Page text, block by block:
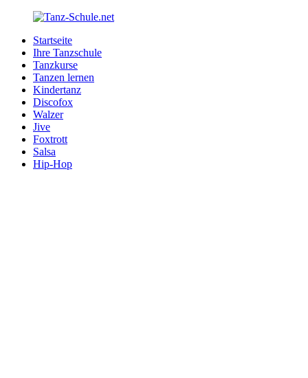
Zurück
Inhalt
Tanz-
Schule.net
Ihre
Tanzschule
Internet
Startseite
Ihre Tanzschule
Tanzkurse
Tanzen lernen
Kindertanz
Discofox
Walzer
Jive
Foxtrott
Salsa
Hip-Hop